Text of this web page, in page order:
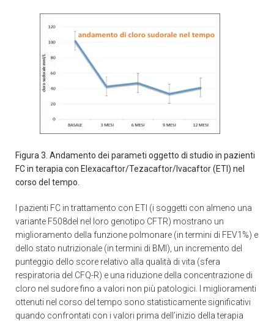
Figura 3. Andamento dei parameti oggetto di studio in pazienti
FC in terapia con Elexacaftor/Tezacaftor/Ivacaftor (ETI) nel
corso del tempo.
I pazienti FC in trattamento con ETI (i soggetti con almeno una
variante F508del nel loro genotipo CFTR) mostrano un
miglioramento della funzione polmonare (in termini di FEV1%) e
dello stato nutrizionale (in termini di BMI), un incremento del
punteggio dello score relativo alla qualità di vita (sfera
respiratoria del CFQ-R) e una riduzione della concentrazione di
cloro nel sudore fino a valori non più patologici. I miglioramenti
ottenuti nel corso del tempo sono statisticamente significativi
quando confrontati con i valori prima dell’inizio della terapia